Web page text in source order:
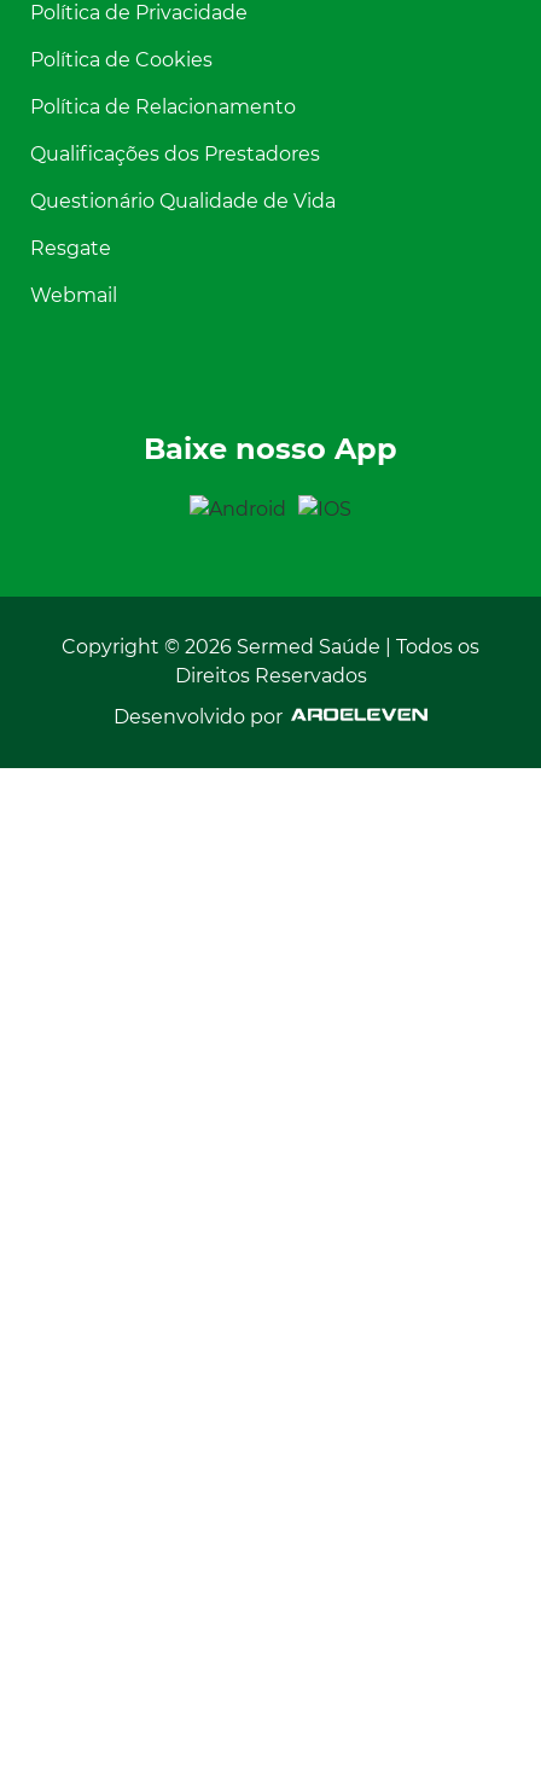
Política de Privacidade
Política de Cookies
Política de Relacionamento
Qualificações dos Prestadores
Questionário Qualidade de Vida
Resgate
Webmail
Baixe nosso App
Copyright © 2026 Sermed Saúde | Todos os
Direitos Reservados
Desenvolvido por